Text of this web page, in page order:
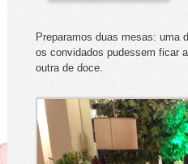
Preparamos duas mesas: uma
os convidados pudessem ficar
outra de doce.